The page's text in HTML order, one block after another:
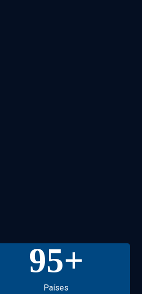
95+
Países